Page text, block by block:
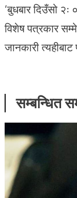
‘बुधबार दिउँसो
विशेष पत्रकार
जानकारी
सम्बन्धित